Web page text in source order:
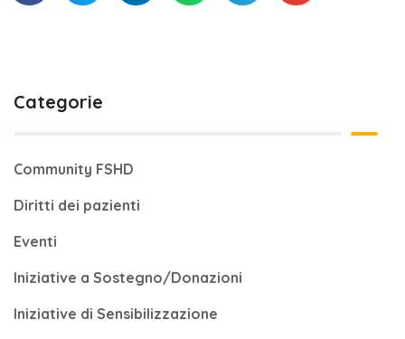
Categorie
Community FSHD
Diritti dei pazienti
Eventi
Iniziative a Sostegno/Donazioni
Iniziative di Sensibilizzazione